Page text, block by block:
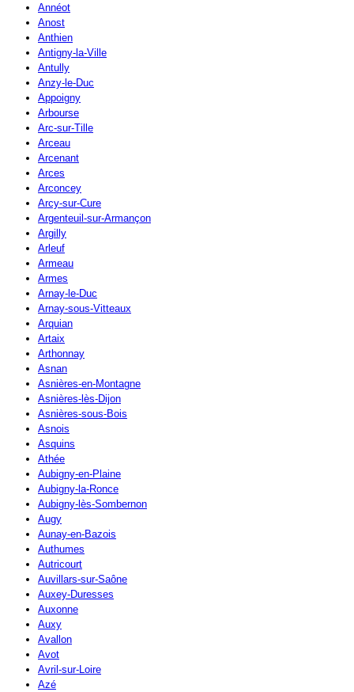
Annéot
Anost
Anthien
Antigny-la-Ville
Antully
Anzy-le-Duc
Appoigny
Arbourse
Arc-sur-Tille
Arceau
Arcenant
Arces
Arconcey
Arcy-sur-Cure
Argenteuil-sur-Armançon
Argilly
Arleuf
Armeau
Armes
Arnay-le-Duc
Arnay-sous-Vitteaux
Arquian
Artaix
Arthonnay
Asnan
Asnières-en-Montagne
Asnières-lès-Dijon
Asnières-sous-Bois
Asnois
Asquins
Athée
Aubigny-en-Plaine
Aubigny-la-Ronce
Aubigny-lès-Sombernon
Augy
Aunay-en-Bazois
Authumes
Autricourt
Auvillars-sur-Saône
Auxey-Duresses
Auxonne
Auxy
Avallon
Avot
Avril-sur-Loire
Azé